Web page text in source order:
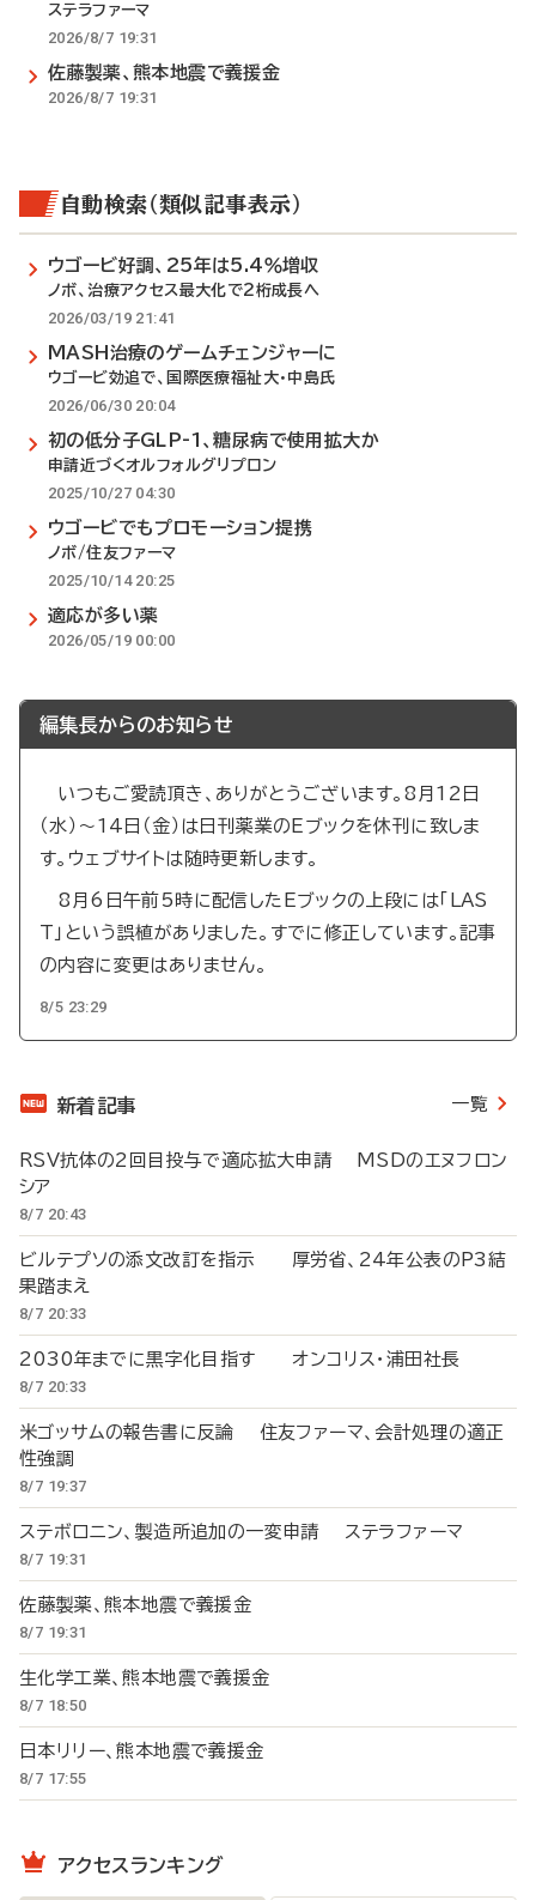
ステラファーマ
2026/8/7 19:31
佐藤製薬、熊本地震で義援金
2026/8/7 19:31
自動検索（類似記事表示）
ウゴービ好調、25年は5.4％増収
ノボ、治療アクセス最大化で2桁成長へ
2026/03/19 21:41
MASH治療のゲームチェンジャーに
ウゴービ効追で、国際医療福祉大・中島氏
2026/06/30 20:04
初の低分子GLP-1、糖尿病で使用拡大か
申請近づくオルフォルグリプロン
2025/10/27 04:30
ウゴービでもプロモーション提携
ノボ/住友ファーマ
2025/10/14 20:25
適応が多い薬
2026/05/19 00:00
編集長からのお知らせ
いつもご愛読頂き、ありがとうございます。8月12日
（水）～14日（金）は日刊薬業のEブックを休刊に致しま
す。ウェブサイトは随時更新します。
8月6日午前5時に配信したEブックの上段には「LAS
T」という誤植がありました。すでに修正しています。記事
の内容に変更はありません。
8/5 23:29
新着記事 一覧
RSV抗体の2回目投与で適応拡大申請 MSDのエヌフロン
シア
8/7 20:43
ビルテプソの添文改訂を指示 厚労省、24年公表のP3結
果踏まえ
8/7 20:33
2030年までに黒字化目指す オンコリス・浦田社長
8/7 20:33
米ゴッサムの報告書に反論 住友ファーマ、会計処理の適正
性強調
8/7 19:37
ステボロニン、製造所追加の一変申請 ステラファーマ
8/7 19:31
佐藤製薬、熊本地震で義援金
8/7 19:31
生化学工業、熊本地震で義援金
8/7 18:50
日本リリー、熊本地震で義援金
8/7 17:55
アクセスランキング